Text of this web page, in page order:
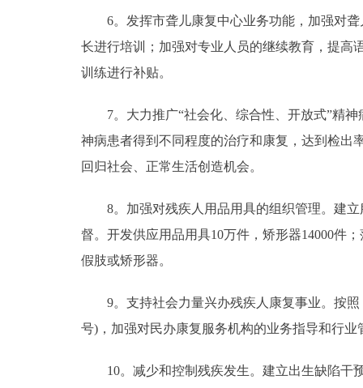
6。发挥市聋儿康复中心业务功能，加强对聋
长进行培训；加强对专业人员的继续教育，提高
训练进行补贴。
7。大力推广“社会化、综合性、开放式”精神
神病患者得到不同程度的治疗和康复，达到检出
回归社会、正常生活创造机会。
8。加强对残疾人用品用具的组织管理。建立
督。开发供应用品用具10万件，矫形器14000件
假肢或矫形器。
9。支持社会力量兴办残疾人康复事业。按照
号)，加强对民办康复服务机构的业务指导和行业
10。减少和控制残疾发生。建立出生缺陷干